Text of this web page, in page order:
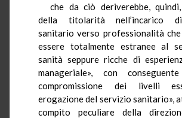
che da ciò deriverebbe, quindi,
della titolarità nell’incarico
sanitario verso professionalità
essere totalmente estranee al
sanità seppure ricche di
manageriale», con
compromissione dei livelli
erogazione del servizio sanitario»,
compito peculiare della